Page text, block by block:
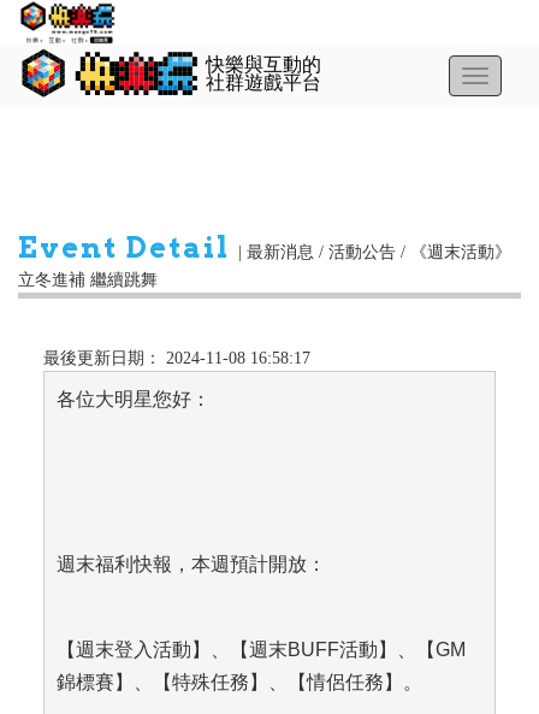
Toggle
Event Detail | 最新消息 / 活動公告 /
《週末活動》
立冬進補 繼續跳舞
最後更新日期： 2024-11-08 16:58:17
各位大明星您好：
週末福利快報，本週預計開放：
【週末登入活動】、【週末BUFF活動】、【GM
錦標賽】、【特殊任務】、【情侶任務】。